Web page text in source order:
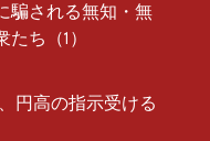
騙される無知・無
ち（1）
円高の指示受ける